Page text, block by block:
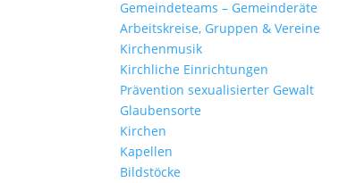
Gemein­de­teams – Gemeinderäte
Arbeits­kreise, Gruppen & Vereine
Kirchen­musik
Kirch­liche Einrichtungen
Präven­tion sexua­li­sierter Gewalt
Glau­ben­s­orte
Kirchen
Kapellen
Bild­stöcke